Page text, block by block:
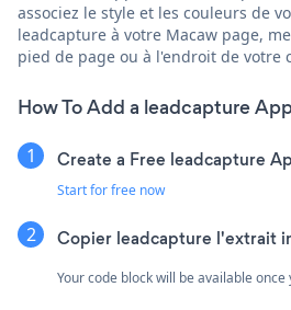
associez le style et les couleurs de
leadcapture à votre Macaw page,
pied de page ou à l'endroit de votre
How To Add a leadcapture
Create a Free leadcapture
Start for free now
Copier leadcapture l'extrait
Your code block will be available